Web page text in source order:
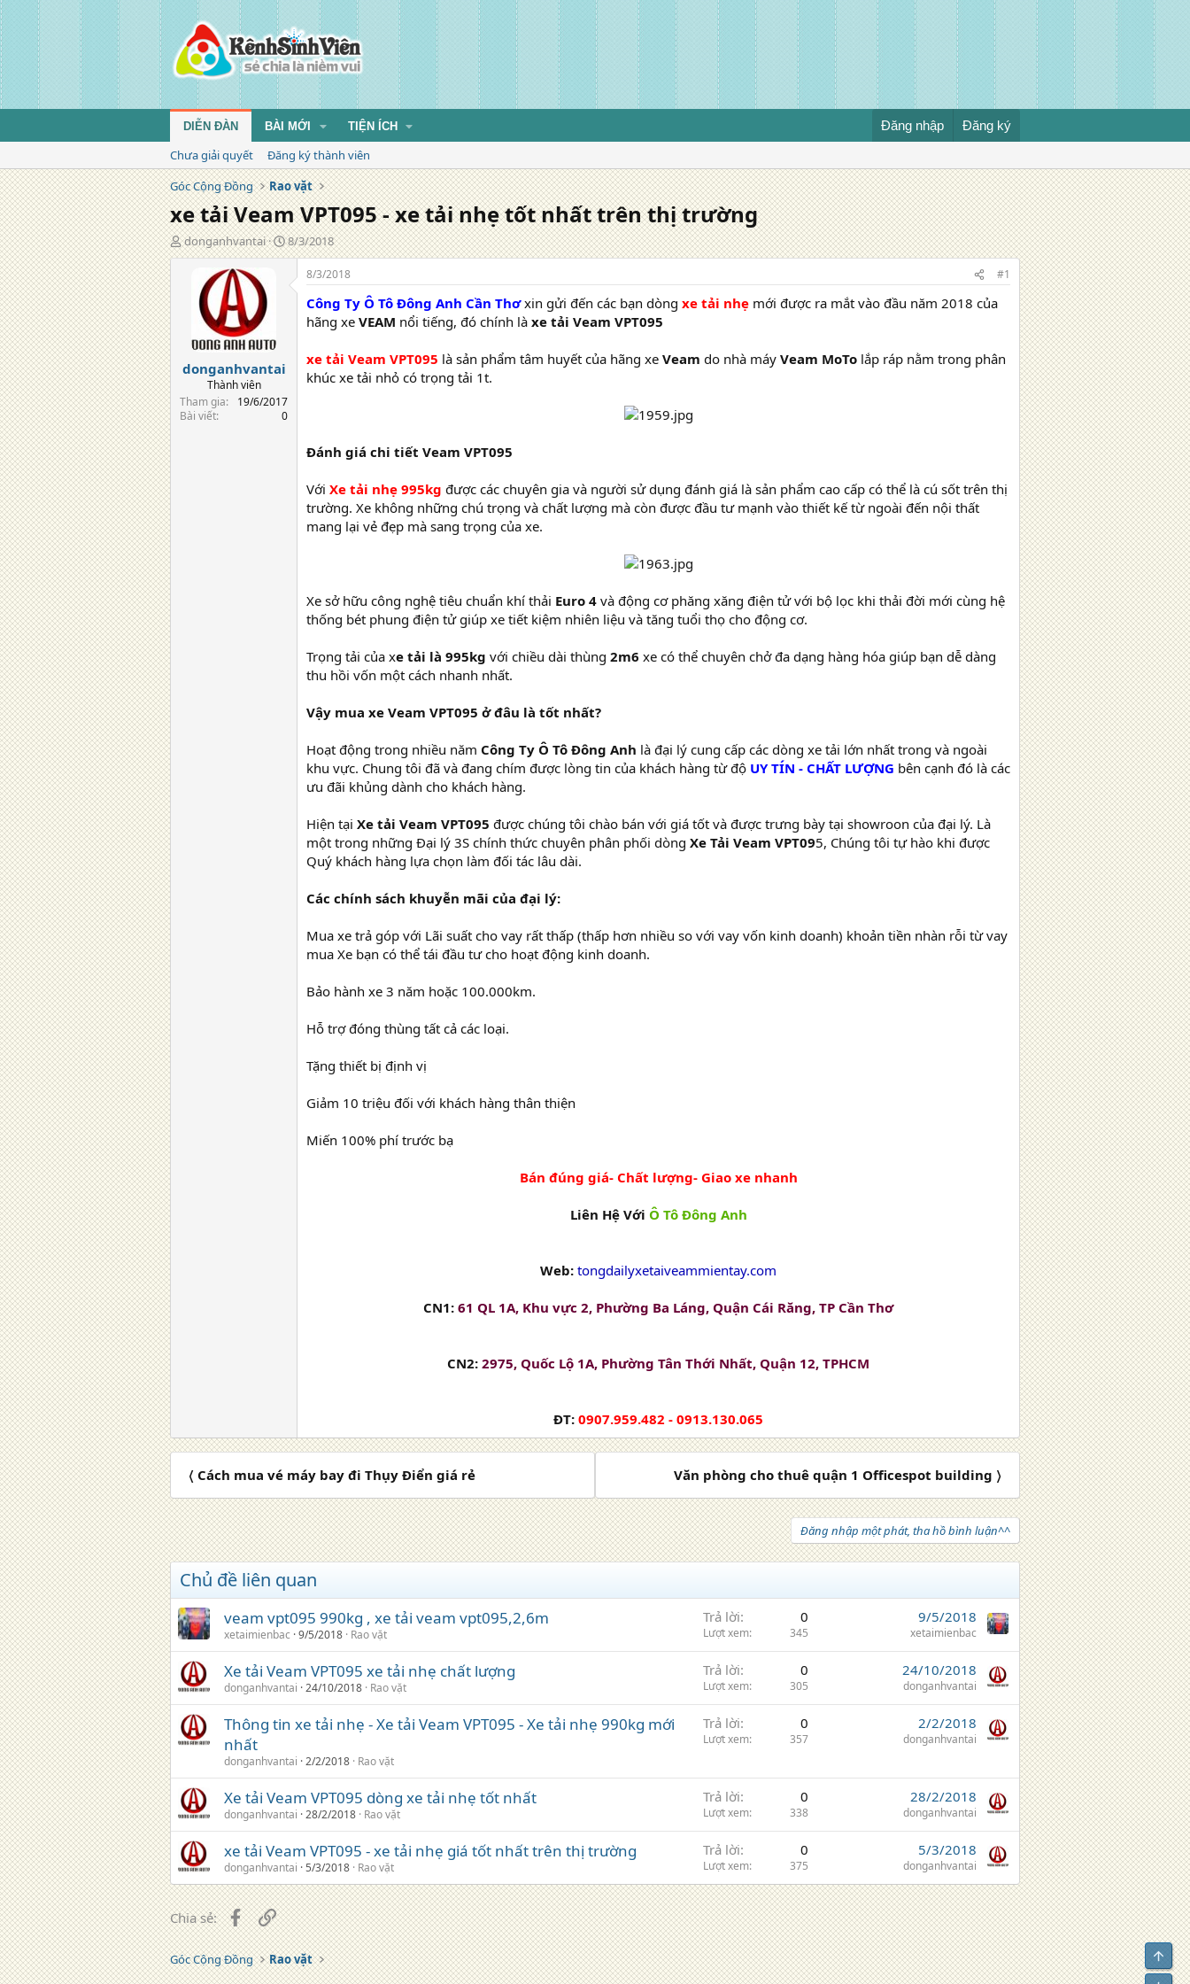
DIỄN ĐÀN BÀI MỚI TIỆN ÍCH Đăng nhập Đăng ký
Chưa giải quyết
Đăng ký thành viên
Góc Cộng Đồng
Rao vặt
xe tải Veam VPT095 - xe tải nhẹ tốt nhất trên thị trường
T
á
donganhvantai
N
g
y
8/3/2018
donganhvantai
Thành viên
Tham gia
19/6/2017
Bài viết
0
8/3/2018 #1
Công Ty Ô Tô Đông Anh Cần Thơxin gửi đến các bạn dòng xe tải nhẹ mới được ra mắt vào đầu năm 2018 của
hãng xe VEAM nổi tiếng, đó chính là xe tải Veam VPT095
xe tải Veam VPT095 là sản phẩm tâm huyết của hãng xe Veam do nhà máy Veam MoTo lắp ráp nằm trong phân
khúc xe tải nhỏ có trọng tải 1t.
Đánh giá chi tiết Veam VPT095
Với Xe tải nhẹ 995kg được các chuyên gia và người sử dụng đánh giá là sản phẩm cao cấp có thể là cú sốt trên thị
trường. Xe không những chú trọng và chất lượng mà còn được đầu tư mạnh vào thiết kế từ ngoài đến nội thất
mang lại vẻ đẹp mà sang trọng của xe.
Xe sở hữu công nghệ tiêu chuẩn khí thải Euro 4 và động cơ phăng xăng điện tử với bộ lọc khi thải đời mới cùng hệ
thống bét phung điện tử giúp xe tiết kiệm nhiên liệu và tăng tuổi thọ cho động cơ.
Trọng tải của xe tải là 995kg với chiều dài thùng 2m6 xe có thể chuyên chở đa dạng hàng hóa giúp bạn dễ dàng
thu hồi vốn một cách nhanh nhất.
Vậy mua xe Veam VPT095 ở đâu là tốt nhất?
Hoạt động trong nhiều năm Công Ty Ô Tô Đông Anh là đại lý cung cấp các dòng xe tải lớn nhất trong và ngoài
khu vực. Chung tôi đã và đang chím được lòng tin của khách hàng từ độ UY TÍN - CHẤT LƯỢNG bên cạnh đó là các
ưu đãi khủng dành cho khách hàng.
Hiện tại Xe tải Veam VPT095 được chúng tôi chào bán với giá tốt và được trưng bày tại showroon của đại lý. Là
một trong những Đại lý 3S chính thức chuyên phân phối dòng Xe Tải Veam VPT095, Chúng tôi tự hào khi được
Quý khách hàng lựa chọn làm đối tác lâu dài.
Các chính sách khuyễn mãi của đại lý:
Mua xe trả góp với Lãi suất cho vay rất thấp (thấp hơn nhiều so với vay vốn kinh doanh) khoản tiền nhàn rỗi từ vay
mua Xe bạn có thể tái đầu tư cho hoạt động kinh doanh.
Bảo hành xe 3 năm hoặc 100.000km.
Hỗ trợ đóng thùng tất cả các loại.
Tặng thiết bị định vị
Giảm 10 triệu đối với khách hàng thân thiện
Miến 100% phí trước bạ
Bán đúng giá- Chất lượng- Giao xe nhanh
Liên Hệ Với Ô Tô Đông Anh
Web: tongdailyxetaiveammientay.com
CN1: 61 QL 1A, Khu vực 2, Phường Ba Láng, Quận Cái Răng, TP Cần Thơ
CN2: 2975, Quốc Lộ 1A, Phường Tân Thới Nhất, Quận 12, TPHCM
ĐT: 0907.959.482 - 0913.130.065
〈 Cách mua vé máy bay đi Thụy Điển giá rẻ Văn phòng cho thuê quận 1 Officespot building 〉
Đăng nhập một phát, tha hồ bình luận^^
Chủ đề liên quan
veam vpt095 990kg , xe tải veam vpt095,2,6m
xetaimienbac 9/5/2018 Rao vặt
Trả lời 0
Lượt xem 345
9/5/2018
xetaimienbac
Xe tải Veam VPT095 xe tải nhẹ chất lượng
donganhvantai 24/10/2018 Rao vặt
Trả lời 0
Lượt xem 305
24/10/2018
donganhvantai
Thông tin xe tải nhẹ - Xe tải Veam VPT095 - Xe tải nhẹ 990kg mới
nhất
donganhvantai 2/2/2018 Rao vặt
Trả lời 0
Lượt xem 357
2/2/2018
donganhvantai
Xe tải Veam VPT095 dòng xe tải nhẹ tốt nhất
donganhvantai 28/2/2018 Rao vặt
Trả lời 0
Lượt xem 338
28/2/2018
donganhvantai
xe tải Veam VPT095 - xe tải nhẹ giá tốt nhất trên thị trường
donganhvantai 5/3/2018 Rao vặt
Trả lời 0
Lượt xem 375
5/3/2018
donganhvantai
Chia sẻ: Facebook
Liên kết
Góc Cộng Đồng Rao vặt
Top